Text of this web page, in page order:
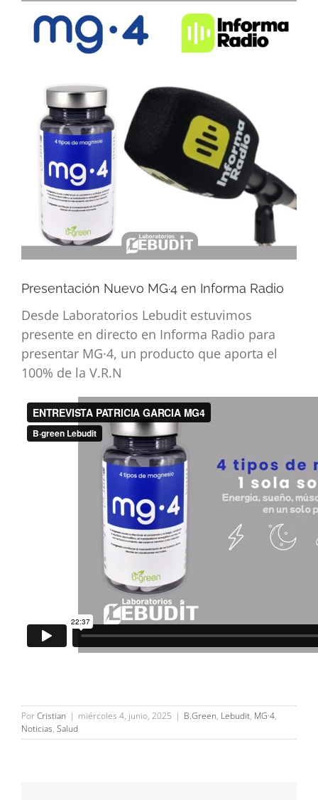
imagen
más
Presentación Nuevo MG·4 en Informa Radio
Desde Laboratorios Lebudit estuvimos
presente en directo en Informa Radio para
presentar MG·4, un producto que aporta el
100% de la V.R.N
PorCristian | miércoles 4, junio, 2025 | B.Green, Lebudit, MG·4,
Noticias, Salud